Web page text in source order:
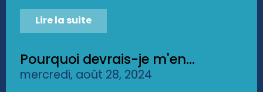
Lire la suite
Pourquoi devrais-je m'en...
mercredi, août 28, 2024